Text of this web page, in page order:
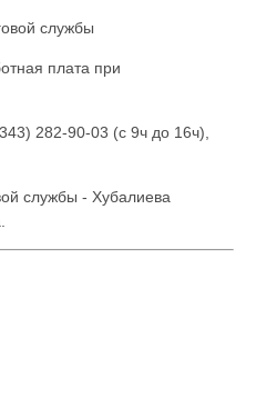
службы
плата при
282-90-03 (с 9ч до 16ч),
службы - Хубалиева